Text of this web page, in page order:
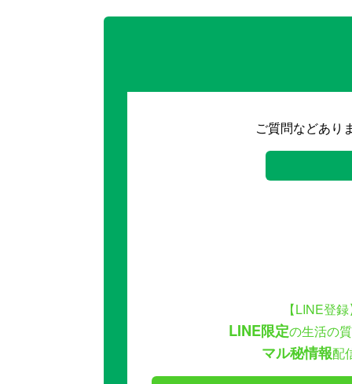
ご質問などあり
【LINE登
LINE限定の生活の
マル秘情報配